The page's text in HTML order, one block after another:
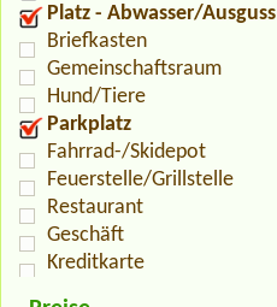
Platz - Abwasser/Ausguss
Briefkasten
Gemeinschaftsraum
Hund/Tiere
Parkplatz
Fahrrad-/Skidepot
Feuerstelle/Grillstelle
Restaurant
Geschäft
Kreditkarte